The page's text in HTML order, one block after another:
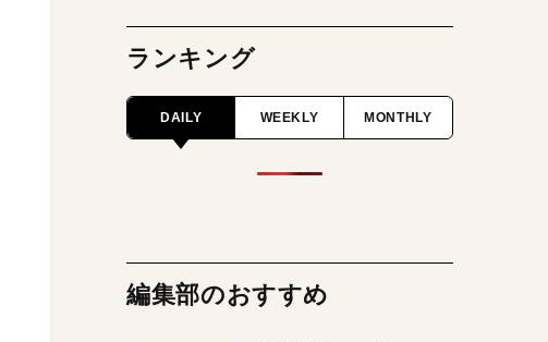
ランキング
DAILY WEEKLY MONTHLY
編集部のおすすめ